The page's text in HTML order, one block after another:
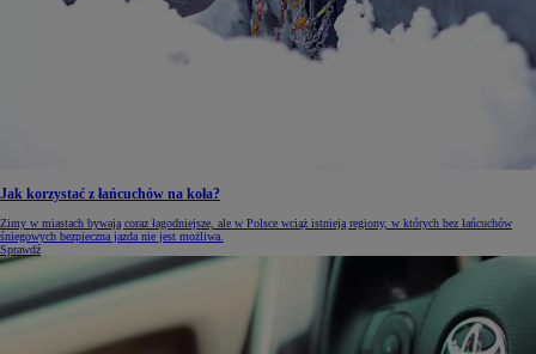
Jak korzystać z łańcuchów na koła?
Zimy w miastach bywają coraz łagodniejsze, ale w Polsce wciąż istnieją regiony, w których bez łańcuchów
śniegowych bezpieczna jazda nie jest możliwa.
Sprawdź